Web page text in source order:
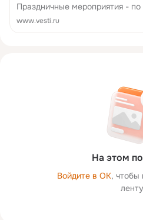
Праздничные мероприятия -
Владимир Путин возложил
www.vesti.ru
На этом
Войдите в ОК, чтобы
ленту